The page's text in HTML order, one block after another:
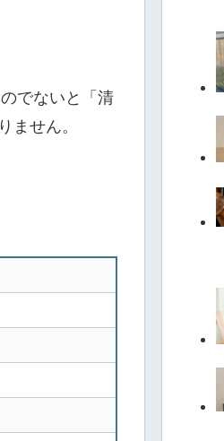
でないと「清
ません。